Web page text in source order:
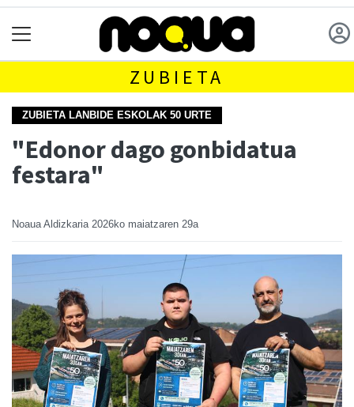
ZUBIETA
ZUBIETA LANBIDE ESKOLAK 50 URTE
"Edonor dago gonbidatua
festara"
Noaua Aldizkaria 2026ko maiatzaren 29a